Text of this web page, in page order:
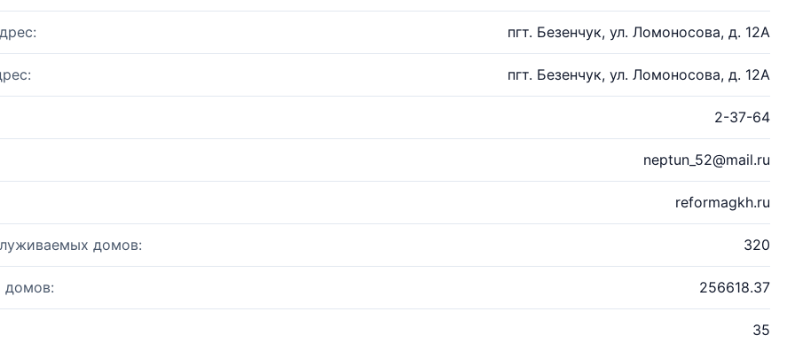
пгт. Безенчук, ул. Ломоносова, д. 12А
пгт. Безенчук, ул. Ломоносова, д. 12А
2-37-64
neptun_52@mail.ru
reformagkh.ru
домов: 320
домов: 256618.37
35